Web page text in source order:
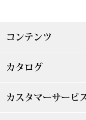
ア
コンテンツ
カタログ
カスタマーサービ